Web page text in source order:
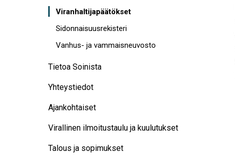
Viranhaltijapäätökset
Sidonnaisuusrekisteri
Vanhus- ja vammaisneuvosto
Tietoa Soinista
Yhteystiedot
Ajankohtaiset
Virallinen ilmoitustaulu ja kuulutukset
Talous ja sopimukset